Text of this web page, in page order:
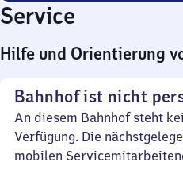
Service
Hilfe und Orientierung
Bahnhof ist nicht
An diesem Bahnhof steht
Verfügung. Die
mobilen